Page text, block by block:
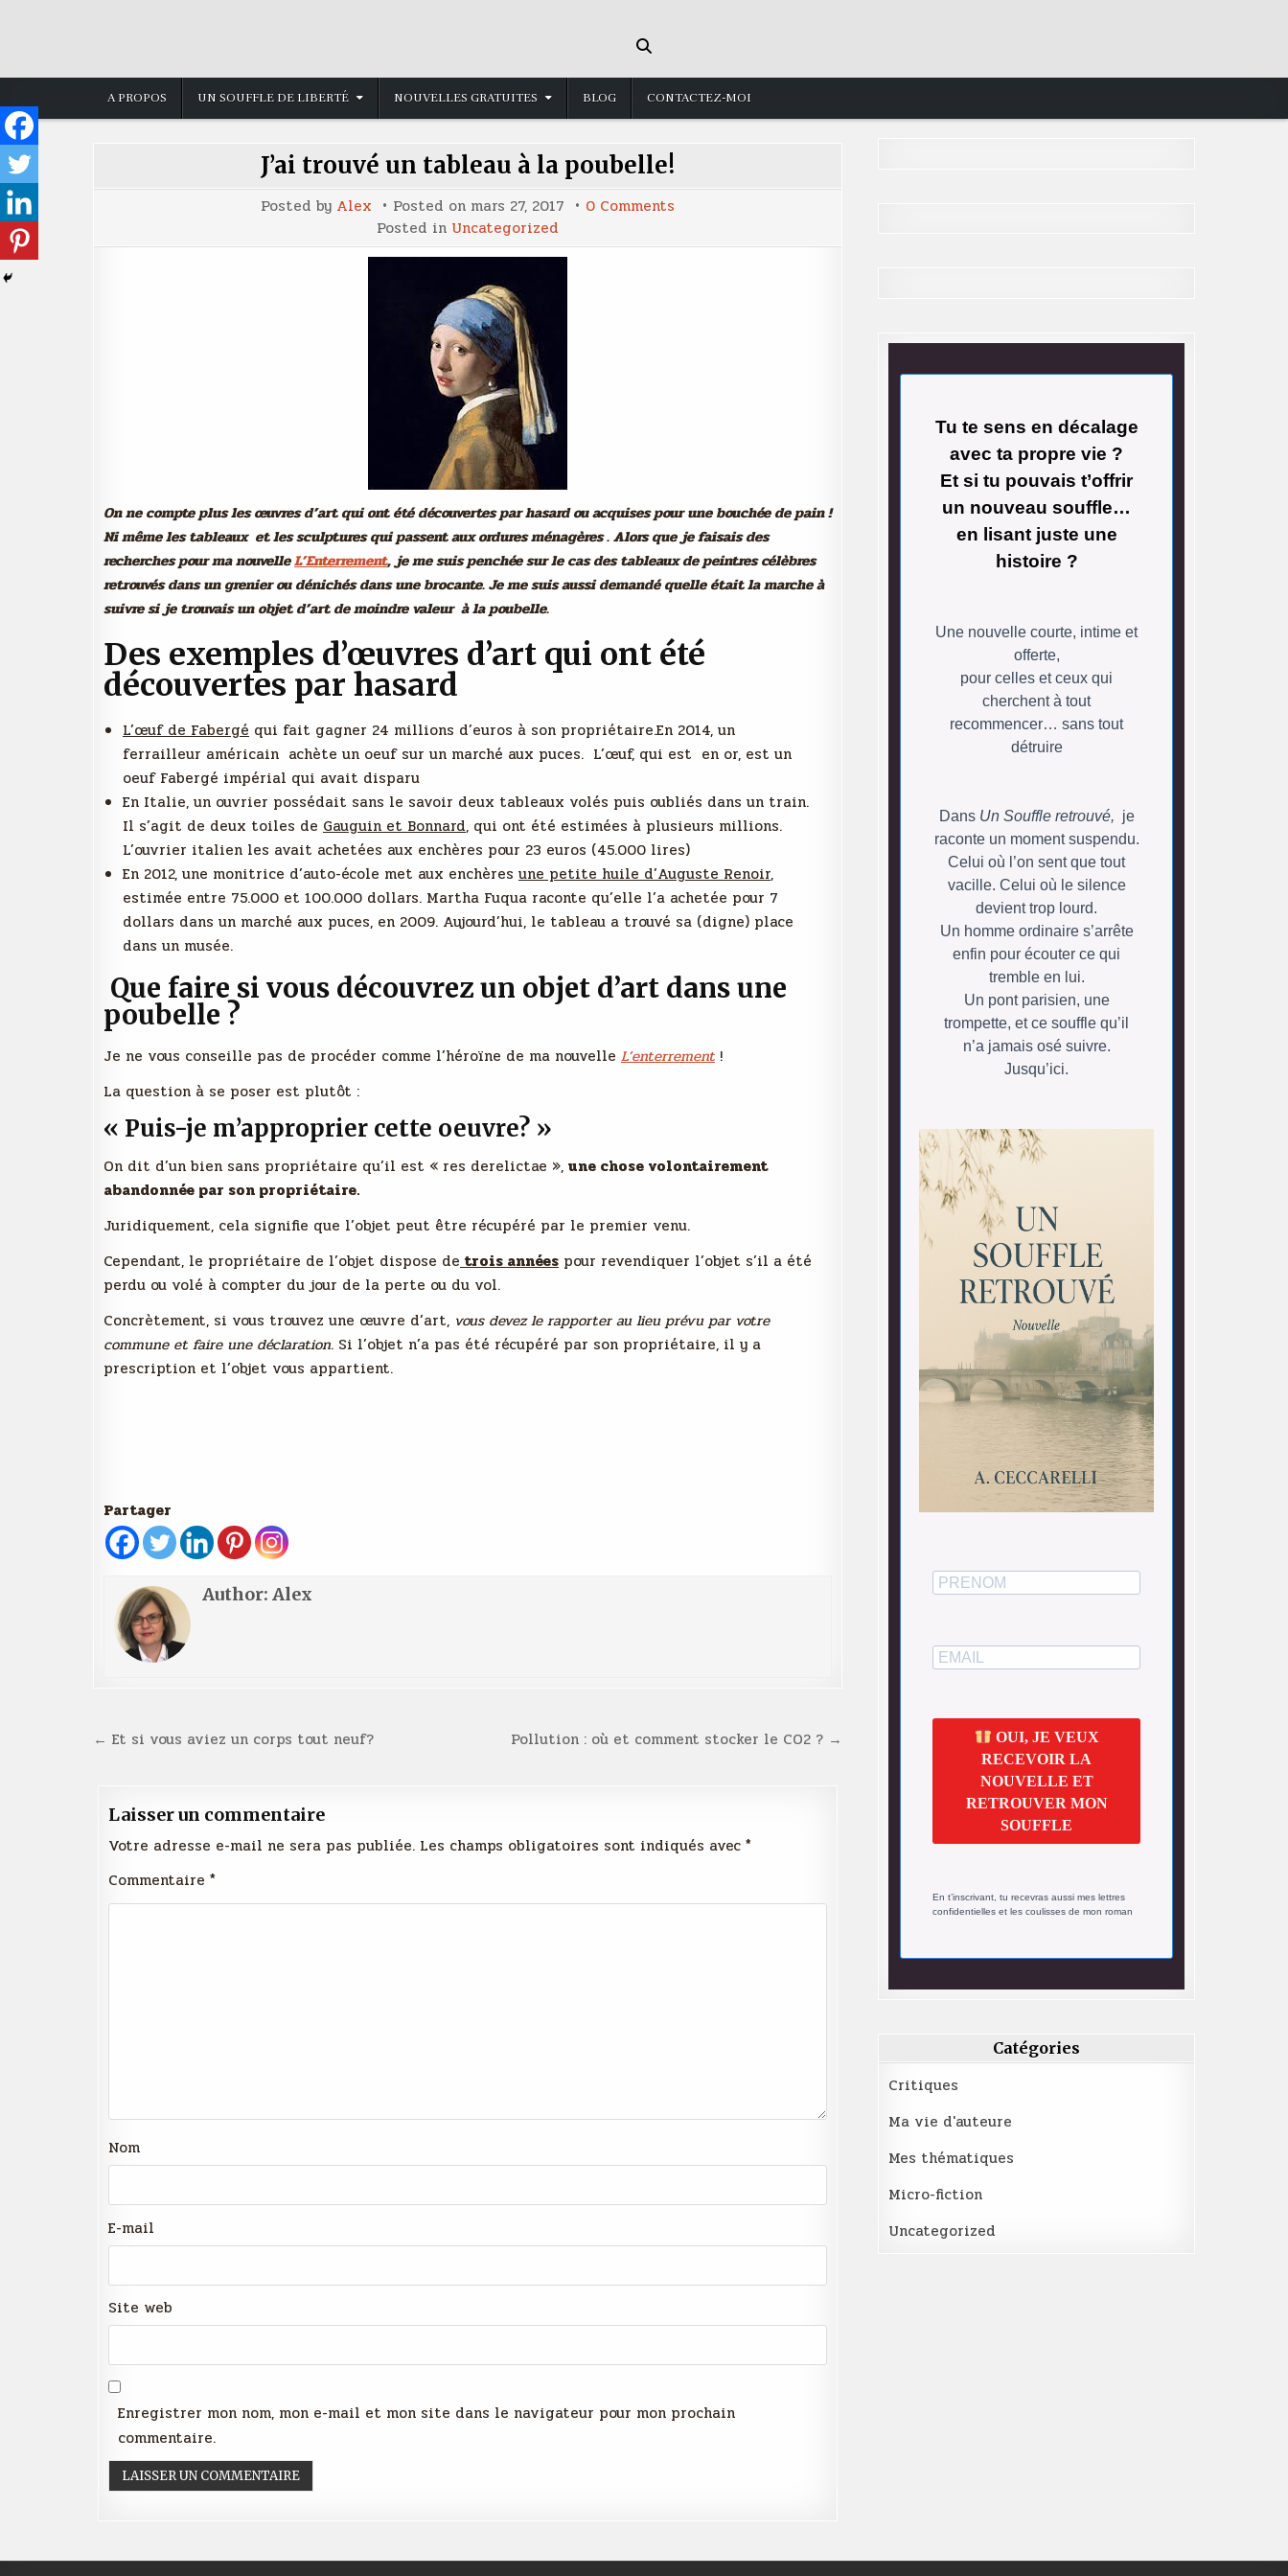
A PROPOS UN SOUFFLE DE LIBERTÉ NOUVELLES GRATUITES BLOG CONTACTEZ-MOI
J’ai trouvé un tableau à la poubelle!
Posted by Alex Posted on mars 27, 2017 0 Comments
un
Posted in Uncategorized
On ne compte plus les œuvres d’art qui ont été découvertes par hasard ou acquises pour une bouchée de pain !
Ni même les tableaux et les sculptures qui passent aux ordures ménagères . Alors que je faisais des
recherches pour ma nouvelleL’Enterrement, je me suis penchée sur le cas des tableaux de peintres célèbres
retrouvés dans un grenier ou dénichés dans une brocante. Je me suis aussi demandé quelle était la marche à
suivre si je trouvais un objet d’art de moindre valeur à la poubelle.
Des exemples d’œuvres d’art qui ont été
découvertes par hasard
L’œuf de Fabergé qui fait gagner 24 millions d’euros à son propriétaire.En 2014, un
ferrailleur américain achète un oeuf sur un marché aux puces. L’œuf, qui est en or, est un
oeuf Fabergé impérial qui avait disparu
En Italie, un ouvrier possédait sans le savoir deux tableaux volés puis oubliés dans un train.
Il s’agit de deux toiles de Gauguin et Bonnard, qui ont été estimées à plusieurs millions.
L’ouvrier italien les avait achetées aux enchères pour 23 euros (45.000 lires)
En 2012, une monitrice d’auto-école met aux enchères une petite huile d’Auguste Renoir,
estimée entre 75.000 et 100.000 dollars. Martha Fuqua raconte qu’elle l’a achetée pour 7
dollars dans un marché aux puces, en 2009. Aujourd’hui, le tableau a trouvé sa (digne) place
dans un musée.
Que faire si vous découvrez un objet d’art dans une
poubelle ?
Je ne vous conseille pas de procéder comme l’héroïne de ma nouvelle L’enterrement !
La question à se poser est plutôt :
« Puis-je m’approprier cette oeuvre? »
On dit d’un bien sans propriétaire qu’il est « res derelictae », une chose volontairement
abandonnée par son propriétaire.
Juridiquement, cela signifie que l’objet peut être récupéré par le premier venu.
Cependant, le propriétaire de l’objet dispose de trois années pour revendiquer l’objet s’il a été
perdu ou volé à compter du jour de la perte ou du vol.
Concrètement, si vous trouvez une œuvre d’art, vous devez le rapporter au lieu prévu par votre
commune et faire une déclaration. Si l’objet n’a pas été récupéré par son propriétaire, il y a
prescription et l’objet vous appartient.
Partager
Author: Alex
Navigation Pollution : où et comment stocker le CO2 ? →
← Et si vous aviez un corps tout neuf?
Laisser un commentaire
Votre adresse e-mail ne sera pas publiée. Les champs obligatoires sont indiqués avec *
Commentaire *
Nom
E-mail
Site web
Enregistrer mon nom, mon e-mail et mon site dans le navigateur pour mon prochain
commentaire.
Tu te sens en décalage
avec ta propre vie ?
Et si tu pouvais t’offrir
un nouveau souffle…
en lisant juste une
histoire ?
Une nouvelle courte, intime et
offerte,
pour celles et ceux qui
cherchent à tout
recommencer… sans tout
détruire
Dans Un Souffle retrouvé, je
raconte un moment suspendu.
Celui où l’on sent que tout
vacille. Celui où le silence
devient trop lourd.
Un homme ordinaire s’arrête
enfin pour écouter ce qui
tremble en lui.
Un pont parisien, une
trompette, et ce souffle qu’il
n’a jamais osé suivre.
Jusqu’ici.
OUI, JE VEUX
RECEVOIR LA
NOUVELLE ET
RETROUVER MON
SOUFFLE
En t’inscrivant, tu recevras aussi mes lettres
confidentielles et les coulisses de mon roman
Catégories
Critiques
Ma vie d'auteure
Mes thématiques
Micro-fiction
Uncategorized